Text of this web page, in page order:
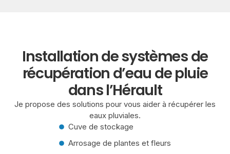
Installation de systèmes de
récupération d’eau de pluie
dans l’Hérault
Je propose des solutions pour vous aider à récupérer les
eaux pluviales.
Cuve de stockage
Arrosage de plantes et fleurs